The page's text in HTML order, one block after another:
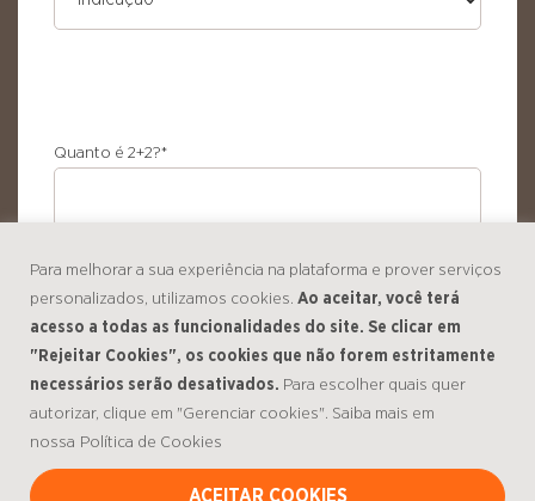
Para melhorar a sua experiência na plataforma e prover serviços
personalizados, utilizamos cookies. Ao aceitar, você terá
acesso a todas as funcionalidades do site. Se clicar em
"Rejeitar Cookies", os cookies que não forem estritamente
necessários serão desativados. Para escolher quais quer
autorizar, clique em "Gerenciar cookies". Saiba mais em
nossa Política de Cookies
ACEITAR COOKIES
Quanto é 2+2?*
CAPTCHA
Eu concordo com a Política de Privacidade.